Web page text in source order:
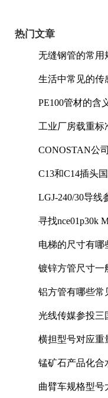
热门文章
无缝钢管的常用
生活中常见的传
PE100管材的含
工业厂房载重标
CONOSTAN公
C13和C14插头
LGJ-240/30导线
寻找nce01p30k
电梯的尺寸有哪
镀锌方管尺寸一
铝方管有哪些常
光线传媒参投三
横担型号对应重
锰矿石产品化合
曲臂车规格型号